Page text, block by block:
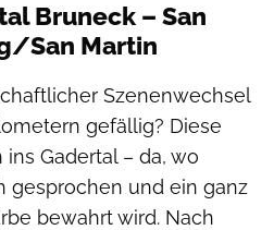
Bruneck – San
San Martin
Szenenwechsel
gefällig? Diese
Gadertal – da, wo
gesprochen und ein ganz
bewahrt wird. Nach